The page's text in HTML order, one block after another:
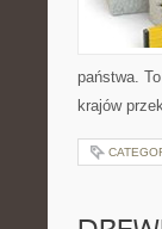
państwa.
krajów